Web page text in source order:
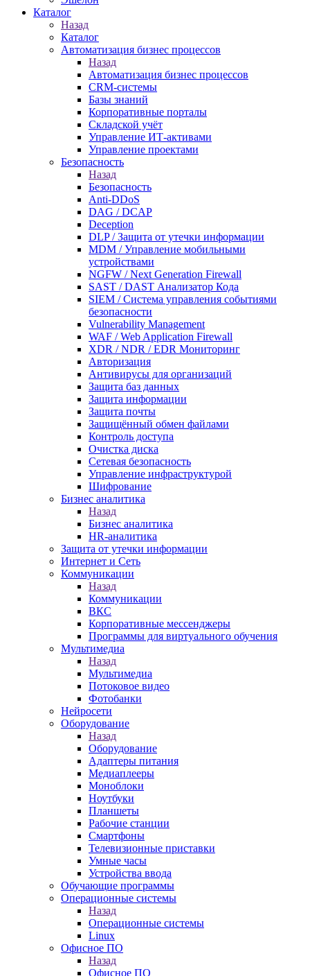
Каталог
Назад
Каталог
Автоматизация бизнес процессов
Назад
Автоматизация бизнес процессов
CRM-системы
Базы знаний
Корпоративные порталы
Складской учёт
Управление ИТ-активами
Управление проектами
Безопасность
Назад
Безопасность
Anti-DDoS
DAG / DCAP
Deception
DLP / Защита от утечки информации
MDM / Управление мобильными
устройствами
NGFW / Next Generation Firewall
SAST / DAST Анализатор Кода
SIEM / Система управления событиями
безопасности
Vulnerability Management
WAF / Web Application Firewall
XDR / NDR / EDR Мониторинг
Авторизация
Антивирусы для организаций
Защита баз данных
Защита информации
Защита почты
Защищённый обмен файлами
Контроль доступа
Очистка диска
Сетевая безопасность
Управление инфраструктурой
Шифрование
Бизнес аналитика
Назад
Бизнес аналитика
HR-аналитика
Защита от утечки информации
Интернет и Сеть
Коммуникации
Назад
Коммуникации
ВКС
Корпоративные мессенджеры
Программы для виртуального обучения
Мультимедиа
Назад
Мультимедиа
Потоковое видео
Фотобанки
Нейросети
Оборудование
Назад
Оборудование
Адаптеры питания
Медиаплееры
Моноблоки
Ноутбуки
Планшеты
Рабочие станции
Смартфоны
Телевизионные приставки
Умные часы
Устройства ввода
Обучающие программы
Операционные системы
Назад
Операционные системы
Linux
Офисное ПО
Назад
Офисное ПО